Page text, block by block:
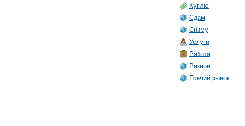
Куплю
Сдам
Сниму
Услуги
Работа
Разное
Птичий рынок